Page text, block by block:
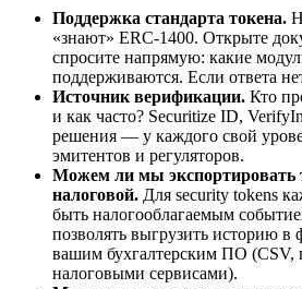
Поддержка стандарта токена.
«знают» ERC-1400. Открыте
спросите напрямую: какие
поддерживаются. Если ответа
Источник верификации. Кто
и как часто? Securitize ID,
решения — у каждого свой
эмитентов и регуляторов.
Можем ли мы экспортировать
налоговой. Для security tokens
быть налогооблагаемым
позволять выгрузить историю в
вашим бухгалтерским ПО (CSV,
налоговыми сервисами).